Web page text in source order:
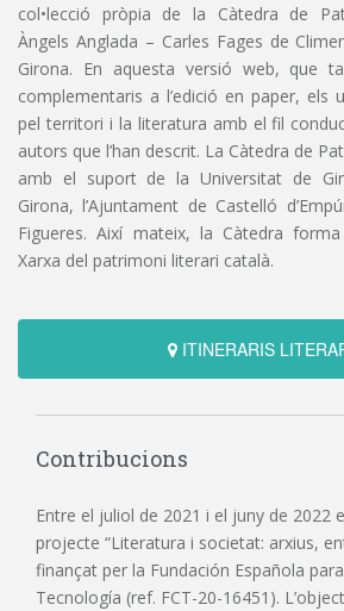
col•lecció pròpia de la Càtedra de
Àngels Anglada – Carles Fages de
Girona. En aquesta versió web, que
complementaris a l’edició en paper, els
pel territori i la literatura amb el fil
autors que l’han descrit. La Càtedra de
amb el suport de la Universitat de
Girona, l’Ajuntament de Castelló
Figueres. Així mateix, la Càtedra forma
Xarxa del patrimoni literari català.
ITINERARIS
Contribucions
Entre el juliol de 2021 i el juny de 2022
projecte “Literatura i societat: arxius,
finançat per la Fundación Española
Tecnología (ref. FCT-20-16451).